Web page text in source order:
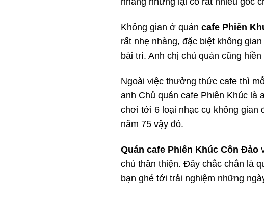
Không gian ở quán cafe Phiên
rất nhẹ nhàng, đặc biệt không
bài trí. Anh chị chủ quán cũng
Ngoài việc thưởng thức cafe thì
anh Chủ quán cafe Phiên Khúc là
chơi tới 6 loại nhạc cụ không gian
năm 75 vậy đó.
Quán cafe Phiên Khúc Côn Đảo
chủ thân thiện. Đây chắc chắn là
bạn ghé tới trải nghiệm những